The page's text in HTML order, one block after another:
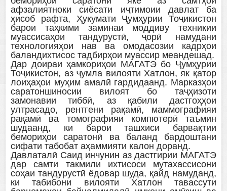
афзалиятноки сиёсати иҷтимоии давлат ба
ҳисоб рафта, Ҳукумати Ҷумҳурии Тоҷикистон
барои таҳкими заминаи моддиву техникии
муассисаҳои тандурустӣ, ҷорӣ намудани
технологияҳои нав ва омодасозии кадрҳои
баландихтисос тадбирҳои муассир меандешад.
Дар доираи ҳамкориҳои МАГАТЭ бо Ҷумҳурии
Тоҷикистон, аз ҷумла вилояти Хатлон, як қатор
лоиҳаҳои муҳим амалӣ гардидаанд. Марказҳои
саратоншиносии вилоят бо таҷҳизоти
замонавии тиббӣ, аз қабили дастгоҳҳои
ултрасадо, рентгени рақамӣ, маммографияи
рақамӣ ва томографияи компютерӣ таъмин
шудаанд, ки барои ташхиси барвақтии
бемориҳои саратонӣ ва баланд бардоштани
сифати табобат аҳаммияти калон доранд.
Давлаталӣ Саид инчунин аз дастгирии МАГАТЭ
дар самти такмили ихтисоси мутахассисони
соҳаи тандурустӣ ёдовар шуда, қайд намуданд,
ки табибони вилояти Хатлон тавассути